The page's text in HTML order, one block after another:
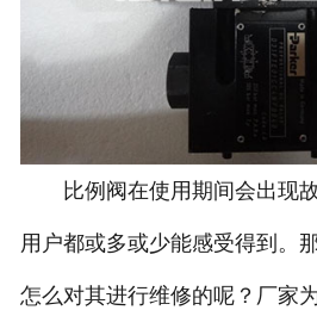
比例阀在使用期间会出现故
用户都或多或少能感受得到。
怎么对其进行维修的呢？厂家